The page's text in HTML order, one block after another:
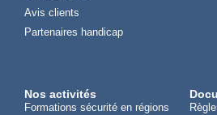
Avis clients
Partenaires handicap
Nos activités
Formations sécurité en régions